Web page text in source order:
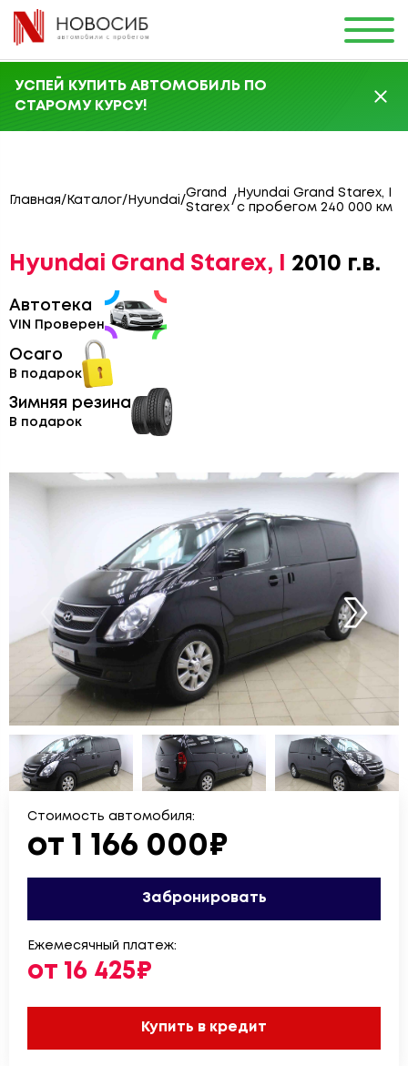
УСПЕЙ КУПИТЬ АВТОМОБИЛЬ ПО
СТАРОМУ КУРСУ!
Главная/ Каталог/ Hyundai/
Grand
Starex
/
Hyundai Grand Starex, I
с пробегом 240 000 км
Hyundai Grand Starex, I 2010 г.в.
Автотека
VIN Проверен
Осаго
В подарок
Зимняя резина
В подарок
Стоимость автомобиля:
от 1 166 000₽
Забронировать
Ежемесячный платеж:
от 16 425₽
Купить в кредит